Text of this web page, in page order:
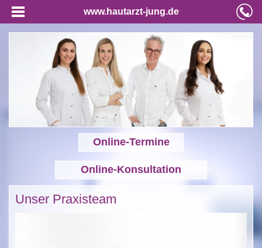
www.hautarzt-jung.de
Online-Termine
Online-Konsultation
Unser Praxisteam